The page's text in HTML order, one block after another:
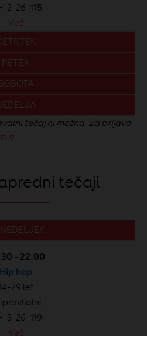
2-26-115
Več
PETEK
tečaj ni možna. Za prijavo
tečaji
- 22:00
Hip hop
29 let
3-26-119
Več